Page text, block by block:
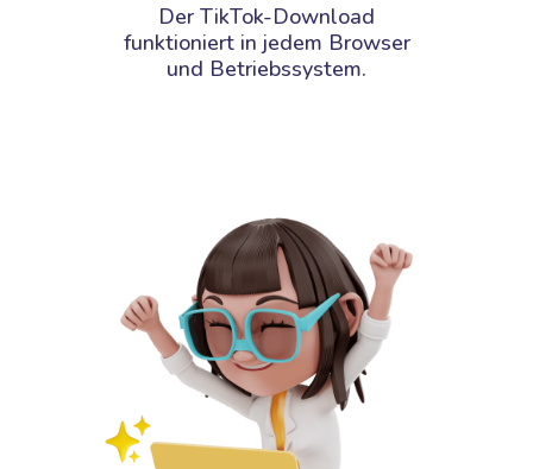
Der TikTok-Download
funktioniert in jedem Browser
und Betriebssystem.